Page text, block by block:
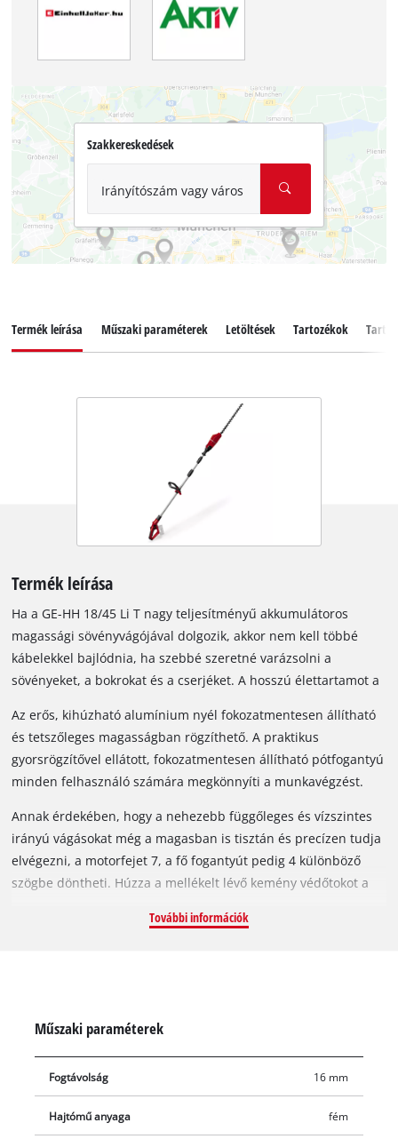
Szakkereskedések
Irányítószám vagy város
Termék leírása Műszaki paraméterek Letöltések Tartozékok
Termék leírása
Ha a GE-HH 18/45 Li T nagy teljesítményű akkumulátoros
magassági sövényvágójával dolgozik, akkor nem kell többé
kábelekkel bajlódnia, ha szebbé szeretné varázsolni a
sövényeket, a bokrokat és a cserjéket. A hosszú élettartamot a
a lézerrel vágott, gyémántcsiszolású acélból készült kések
biztosítják.
Az erős, kihúzható alumínium nyél fokozatmentesen állítható
és tetszőleges magasságban rögzíthető. A praktikus
gyorsrögzítővel ellátott, fokozatmentesen állítható pótfogantyú
minden felhasználó számára megkönnyíti a munkavégzést.
Annak érdekében, hogy a nehezebb függőleges és vízszintes
irányú vágásokat még a magasban is tisztán és precízen tudja
elvégezni, a motorfejet 7, a fő fogantyút pedig 4 különböző
szögbe döntheti. Húzza a mellékelt lévő kemény védőtokot a
biztonságosan szállíthatja és tárolhatja a készüléket. Az
További információk
Műszaki paraméterek
Fogtávolság 16 mm
Hajtómű anyaga fém